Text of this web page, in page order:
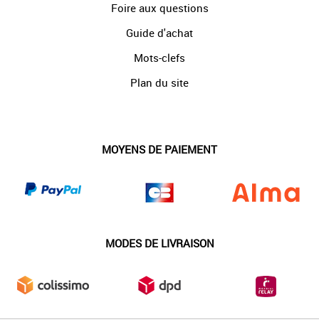
Foire aux questions
Guide d'achat
Mots-clefs
Plan du site
MOYENS DE PAIEMENT
MODES DE LIVRAISON